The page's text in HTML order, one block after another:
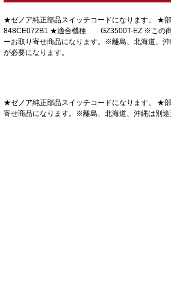
★ゼノア純正部品スイッチコードになります。
848CE072B1 ★適合機種 GZ3500T-EZ ※この商
ーお取り寄せ商品になります。※離島、北海道、
が必要になります。
★ゼノア純正部品スイッチコードになります
寄せ商品になります。※離島、北海道、沖縄は別途